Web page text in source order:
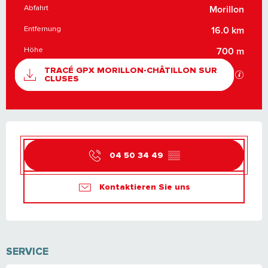
PRAKTISCHE INFORMATIONEN
Abfahrt Morillon
Entfernung 16.0 km
Höhe 700 m
DOKUMENTATION
TRACÉ GPX MORILLON-CHÂTILLON SUR
CLUSES
Mit
04 50 34 49 ▒▒
Kontaktieren Sie uns
SERVICE